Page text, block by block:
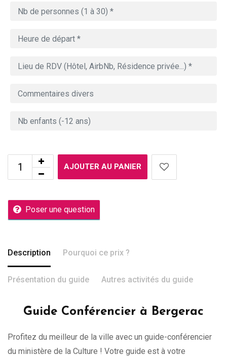
AJOUTER AU PANIER
Poser une question
Description Pourquoi ce prix ?
Présentation du guide Autres activités du guide
Guide Conférencier à Bergerac
Profitez du meilleur de la ville avec un guide-conférencier
du ministère de la Culture ! Votre guide est à votre